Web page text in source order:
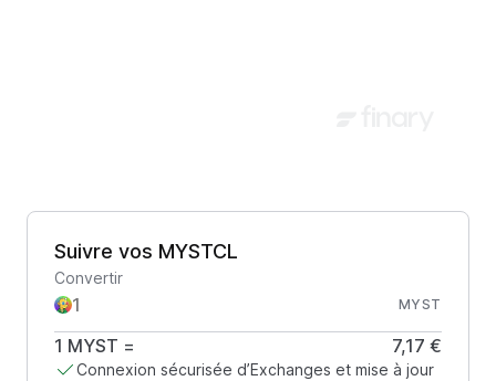
Suivre vos MYSTCL
Convertir
MYST
1 MYST = 7,17 €
Connexion sécurisée d’Exchanges et mise à jour